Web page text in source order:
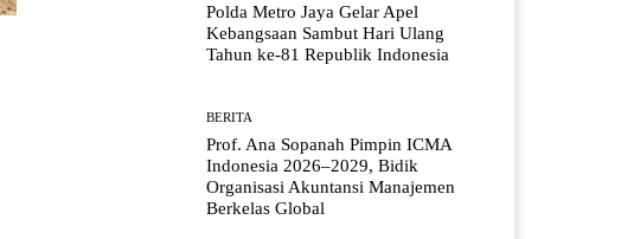
Polda Metro Jaya Gelar Apel
Kebangsaan Sambut Hari Ulang
Tahun ke-81 Republik Indonesia
BERITA
Prof. Ana Sopanah Pimpin ICMA
Indonesia 2026–2029, Bidik
Organisasi Akuntansi Manajemen
Berkelas Global